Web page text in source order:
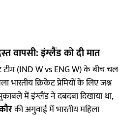
वापसी: इंग्लैंड को दी मात
टीम (IND W vs ENG W) के बीच चल
भारतीय क्रिकेट प्रेमियों के लिए जश्न
में इंग्लैंड ने दबदबा दिखाया था,
की अगुवाई में भारतीय महिला